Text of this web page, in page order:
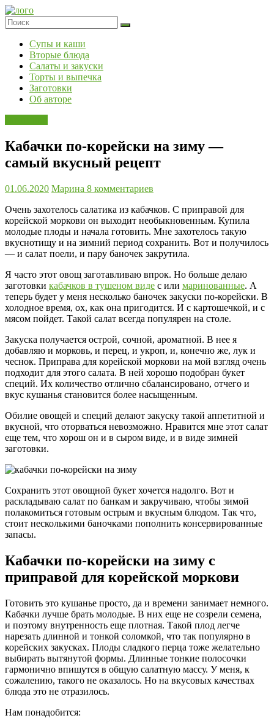
Skip
to
content
Супы и каши
Вторые блюда
Салаты и закуски
Торты и выпечка
Заготовки
Об авторе
Кабачки по-корейски на зиму —
самый вкусный рецепт
01.06.2020 Марина 8 комментариев
Очень захотелось салатика из кабачков. С приправой для
корейской моркови он выходит необыкновенным. Купила
молодые плоды и начала готовить. Мне захотелось такую
вкуснотищу и на зимний период сохранить. Вот и получилось
— и салат поели, и пару баночек закрутила.
Я часто этот овощ заготавливаю впрок. Но больше делаю
заготовки кабачков в тушеном виде с или маринованные. А
теперь будет у меня несколько баночек закуски по-корейски. В
холодное время, ох, как она пригодится. И с картошечкой, и с
мясом пойдет. Такой салат всегда популярен на столе.
Закуска получается острой, сочной, ароматной. В нее я
добавляю и морковь, и перец, и укроп, и, конечно же, лук и
чеснок. Приправа для корейской моркови на мой взгляд очень
подходит для этого салата. В ней хорошо подобран букет
специй. Их количество отлично сбалансировано, отчего и
вкус кушанья становится более насыщенным.
Обилие овощей и специй делают закуску такой аппетитной и
вкусной, что оторваться невозможно. Нравится мне этот салат
еще тем, что хорош он и в сыром виде, и в виде зимней
заготовки.
Сохранить этот овощной букет хочется надолго. Вот и
раскладываю салат по банкам и закручиваю, чтобы зимой
полакомиться готовым острым и вкусным блюдом. Так что,
стоит несколькими баночками пополнить консервированные
запасы.
Кабачки по-корейски на зиму с
приправой для корейской моркови
Готовить это кушанье просто, да и времени занимает немного.
Кабачки лучше брать молодые. В них еще не созрели семена,
и поэтому внутренность еще плотная. Такой плод легче
нарезать длинной и тонкой соломкой, что так популярно в
корейских закусках. Плоды сладкого перца тоже желательно
выбирать вытянутой формы. Длинные тонкие полосочки
гармонично впишутся в общую салатную массу. У меня, к
сожалению, такого не оказалось. Но на вкусовых качествах
блюда это не отразилось.
Нам понадобится: